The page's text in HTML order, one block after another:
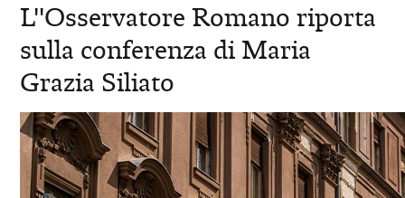
L''Osservatore Romano riporta
sulla conferenza di Maria
Grazia Siliato